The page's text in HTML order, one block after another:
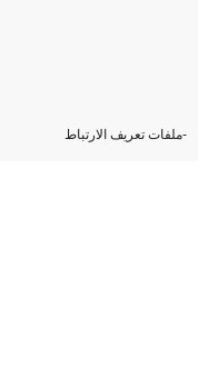
ملفات تعريف الارتباط